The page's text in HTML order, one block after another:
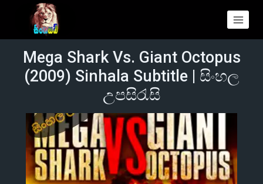
Mega Shark Vs. Giant Octopus
(2009) Sinhala Subtitle | සිංහල
උපසිරැසි